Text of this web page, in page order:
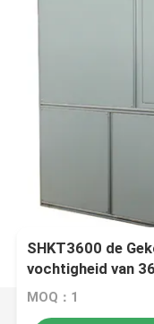
SHKT3600 de
vochtigheid van
MOQ：1